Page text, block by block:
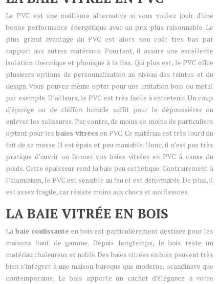
Le PVC est une meilleure alternative si vous voulez jouir d’une
bonne performance énergétique avec un prix plus raisonnable. Le
plus grand avantage du PVC est alors son coût très bas par
rapport aux autres matériaux. Pourtant, il assure une excellente
isolation thermique et phonique à la fois. Qui plus est, le PVC offre
plusieurs options de personnalisation au niveau des teintes et du
design. Vous pouvez même opter pour une imitation bois ou métal
par exemple. D’ailleurs, le PVC est très facile à entretenir. Un coup
d’éponge ou de chiffon humide suffit pour le dépoussiérer ou
enlever les salissures. Par contre, de moins en moins de particuliers
optent pour lesbaies vitrées en PVC. Ce matériau est très lourd du
fait de sa masse. Il est épais et peu maniable. Donc, il n’est pas très
pratique d’ouvrir ou fermer vos baies vitrées en PVC à cause du
poids. Cette épaisseur rend la baie peu esthétique. Contrairement à
l’aluminium, le PVC est sensible au feu et est déformable. De plus, il
est assez fragile, car résiste moins aux chocs et aux fissures.
LA BAIE VITRÉE EN BOIS
La baie coulissante en bois est particulièrement destinée pour les
maisons haut de gamme. Depuis longtemps, le bois reste un
matériau chaleureux et noble. Des baies vitrées en bois peuvent très
bien s’intégrer à une maison baroque que moderne, scandinave que
contemporaine. Le bois apporte un cachet d’élégance à votre